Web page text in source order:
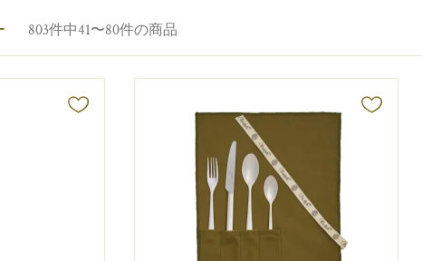
803件中41〜80件の商品